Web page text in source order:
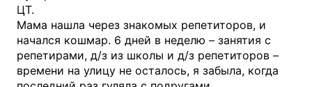
ЦТ.
Мама нашла через знакомых репетиторов, и
начался кошмар. 6 дней в неделю – занятия с
репетирами, д/з из школы и д/з репетиторов –
времени на улицу не осталось, я забыла, когда